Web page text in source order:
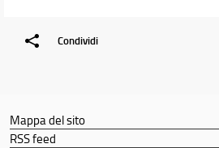
Condividi
Mappa del sito
RSS feed